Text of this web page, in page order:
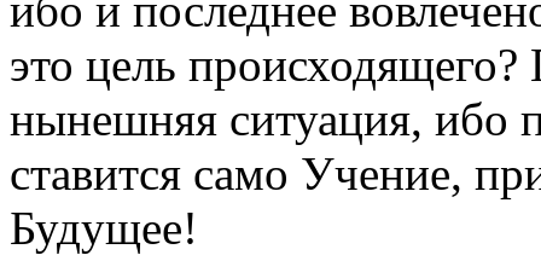
это цель
нынешняя ситуация, ибо
ставится само Учение,
Будущее!